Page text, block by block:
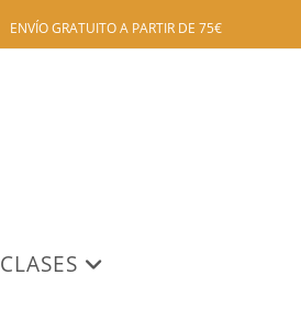
ENVÍO GRATUITO A PARTIR DE 75€
CLASES